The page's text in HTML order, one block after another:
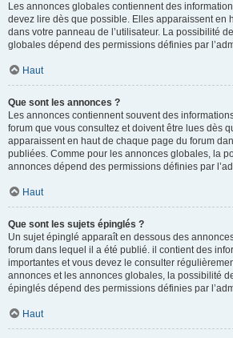
Les annonces globales contiennent des
devez lire dès que possible. Elles apparaissent en
dans votre panneau de l’utilisateur. La possibilité
globales dépend des permissions définies par
Haut
Que sont les annonces ?
Les annonces contiennent souvent des
forum que vous consultez et doivent être lues dès
apparaissent en haut de chaque page du forum
publiées. Comme pour les annonces globales, la
annonces dépend des permissions définies par
Haut
Que sont les sujets épinglés ?
Un sujet épinglé apparaît en dessous des
forum dans lequel il a été publié. il contient des
importantes et vous devez le consulter
annonces et les annonces globales, la possibilité
épinglés dépend des permissions définies par
Haut